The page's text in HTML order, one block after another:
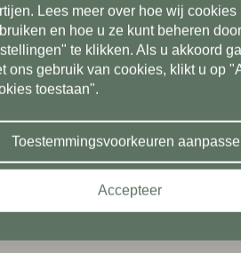
PRO5 tegel 5
Postcode*
Toevoeging
Plaats*
Lees meer over hoe wij cookies
en hoe u ze kunt beheren
te klikken. Als u akkoord
ons gebruik van cookies, klikt u op
toestaan".
Toestemmingsvoorkeuren
Accepteer